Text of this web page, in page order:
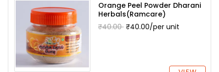
Orange Peel Powder Dharani
Herbals(Ramcare)
₹40.00 ₹40.00/per unit